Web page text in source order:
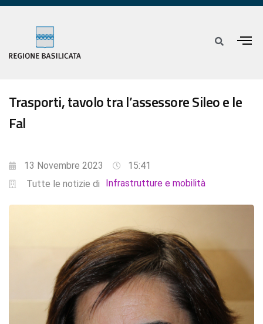
Trasporti, tavolo tra l’assessore Sileo e le
Fal
13 Novembre 2023
15:41
Tutte le notizie di
Infrastrutture e mobilità